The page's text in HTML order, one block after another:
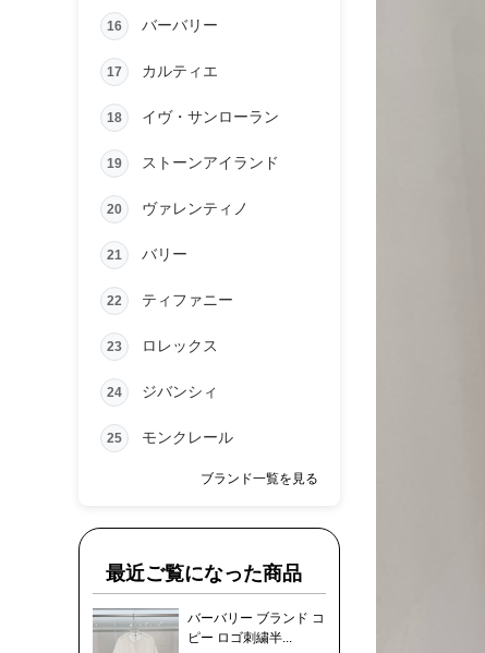
16 バーバリー
17 カルティエ
18 イヴ・サンローラン
19 ストーンアイランド
20 ヴァレンティノ
21 バリー
22 ティファニー
23 ロレックス
24 ジバンシィ
25 モンクレール
ブランド一覧を見る
最近ご覧になった商品
バーバリー ブランド コ
ピー ロゴ刺繍半...